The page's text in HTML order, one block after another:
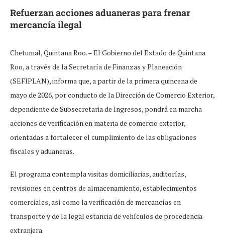
Refuerzan acciones aduaneras para frenar
mercancía ilegal
Chetumal, Quintana Roo. – El Gobierno del Estado de Quintana
Roo, a través de la Secretaría de Finanzas y Planeación
(SEFIPLAN), informa que, a partir de la primera quincena de
mayo de 2026, por conducto de la Dirección de Comercio Exterior,
dependiente de Subsecretaria de Ingresos, pondrá en marcha
acciones de verificación en materia de comercio exterior,
orientadas a fortalecer el cumplimiento de las obligaciones
fiscales y aduaneras.
El programa contempla visitas domiciliarias, auditorías,
revisiones en centros de almacenamiento, establecimientos
comerciales, así como la verificación de mercancías en
transporte y de la legal estancia de vehículos de procedencia
extranjera.